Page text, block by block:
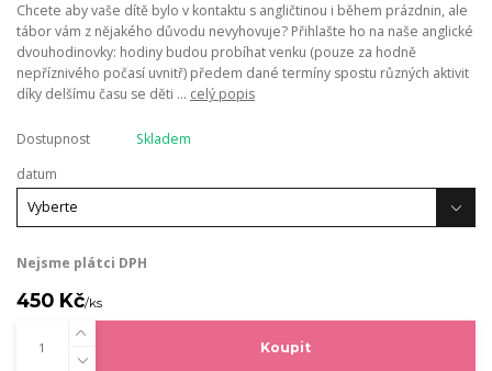
Chcete aby vaše dítě bylo v kontaktu s angličtinou i během prázdnin, ale
tábor vám z nějakého důvodu nevyhovuje? Přihlašte ho na naše anglické
dvouhodinovky: hodiny budou probíhat venku (pouze za hodně
nepříznivého počasí uvnitř) předem dané termíny spostu různých aktivit
díky delšímu času se děti ... celý popis
Dostupnost
Skladem
datum
Nejsme plátci DPH
450 Kč/ks
Koupit